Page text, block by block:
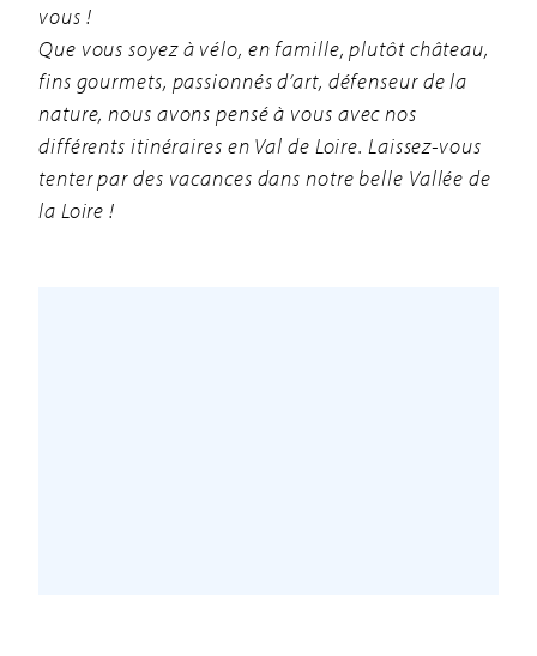
vous !
Que vous soyez à vélo, en famille, plutôt château,
fins gourmets, passionnés d’art, défenseur de la
nature, nous avons pensé à vous avec nos
différents itinéraires en Val de Loire. Laissez-vous
tenter par des vacances dans notre belle Vallée de
la Loire !